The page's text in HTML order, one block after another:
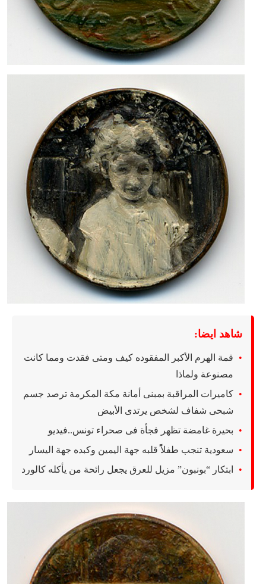
شاهد ايضا:
قمة الهرم الأكبر المفقوده كيف ومتى فقدت ومما كانت
مصنوعة ولماذا
كاميرات المراقبة بمبنى أمانة مكة المكرمة ترصد جسم
شبحى شفاف لشخص يرتدى الأبيض
بحيرة غامضة تظهر فجأة فى صحراء تونس..فيديو
سعودية تنجب طفلاًً قلبه جهة اليمين وكبده جهة اليسار
ابتكار “بونبون” مزيل للعرق يجعل رائحة من يأكله كالورد